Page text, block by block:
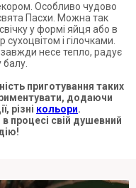
Особливо чудово
Пасхи. Можна так
у формі яйця або в
і гілочками.
несе тепло, радує
балу.
приготування таких
додаючи
різні кольори.
процесі свій душевний